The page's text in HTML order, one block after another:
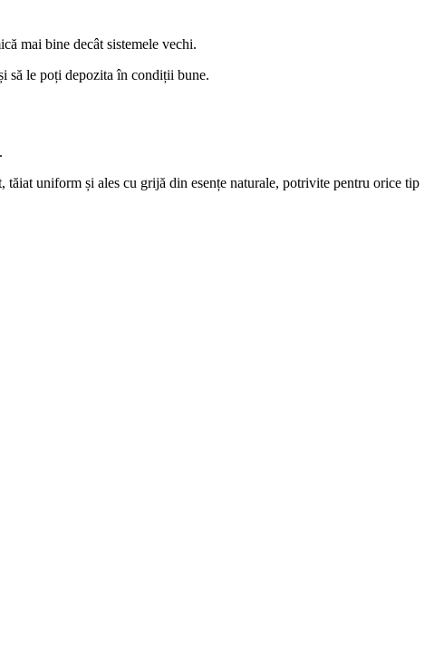
mai bine decât sistemele vechi.
să le poți depozita în condiții bune.
tăiat uniform și ales cu grijă din esențe naturale, potrivite pentru orice tip